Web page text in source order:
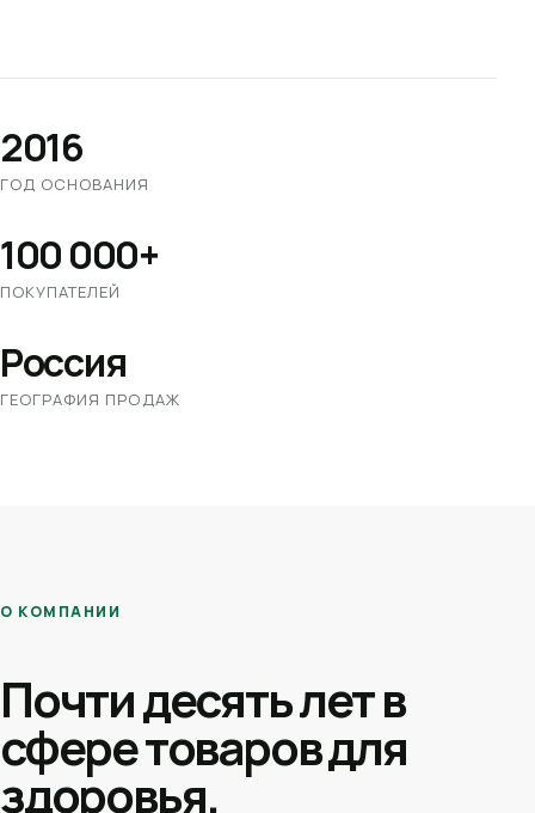
2016
ГОД ОСНОВАНИЯ
100 000+
ПОКУПАТЕЛЕЙ
Россия
ГЕОГРАФИЯ ПРОДАЖ
О КОМПАНИИ
Почти десять лет в
сфере товаров для
здоровья.